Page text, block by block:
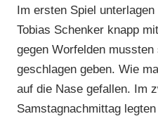
Im ersten Spiel
Tobias Schenker knapp
gegen Worfelden
geschlagen geben. Wie
auf die Nase gefallen. Im
Samstagnachmittag